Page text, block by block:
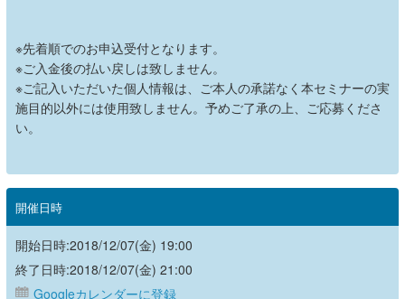
※先着順でのお申込受付となります。
※ご入金後の払い戻しは致しません。
※ご記入いただいた個人情報は、ご本人の承諾なく本セミナーの実
施目的以外には使用致しません。予めご了承の上、ご応募くださ
い。
開催日時
開始日時:2018/12/07(金) 19:00
終了日時:2018/12/07(金) 21:00
Googleカレンダーに登録